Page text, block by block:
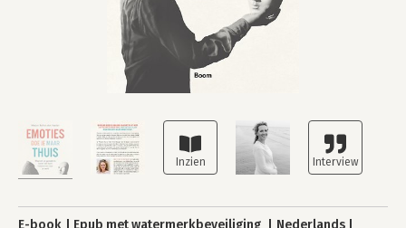
E-book Epub met watermerkbeveiliging
Nederlands